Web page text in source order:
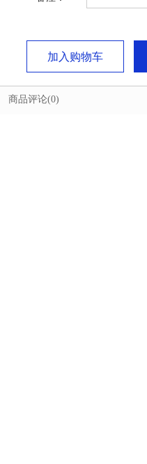
加入购物车
商品评论(0)